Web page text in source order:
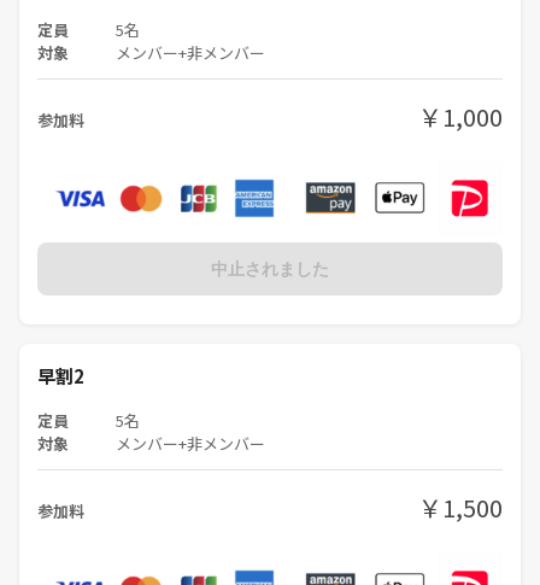
定員 5名
対象 メンバー+非メンバー
参加料 ￥1,000
中止されました
早割2
定員 5名
対象 メンバー+非メンバー
参加料 ￥1,500